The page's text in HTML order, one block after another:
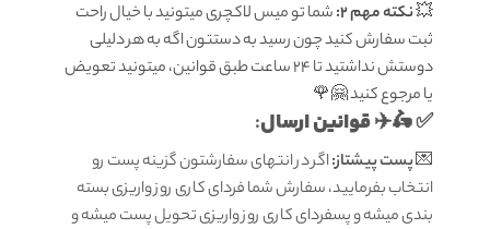
💥نکته مهم 2:
شما تو میس لاکچری میتونید با خیال راحت
ثبت سفارش کنید چون رسید به دستتون اگه به هر دلیلی
دوستش نداشتید تا ۲۴ ساعت طبق قوانین، میتونید تعویض
یا مرجوع کنید 🤗🌹
✅ 🛵✈️قوانين ارسال:
💌پست پیشتاز:اگر در انتهای سفارشتون گزینه پست رو
انتخاب بفرمایید، سفارش شما فردای کاری روز واریزی بسته
بندی میشه و پسفردای کاری روز واریزی تحویل پست میشه و